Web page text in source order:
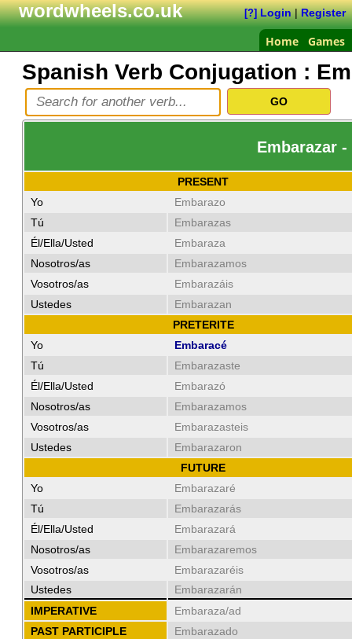
wordwheels.co.uk [?] Login|Register
Home Games
Spanish Verb Conjugation :
Embarazar
PRESENT
Yo
Embarazo
Tú
Embarazas
Él/Ella/Usted
Embaraza
Nosotros/as
Embarazamos
Vosotros/as
Embarazáis
Ustedes
Embarazan
PRETERITE
Yo
Embaracé
Tú
Embarazaste
Él/Ella/Usted
Embarazó
Nosotros/as
Embarazamos
Vosotros/as
Embarazasteis
Ustedes
Embarazaron
FUTURE
Yo
Embarazaré
Tú
Embarazarás
Él/Ella/Usted
Embarazará
Nosotros/as
Embarazaremos
Vosotros/as
Embarazaréis
Ustedes
Embarazarán
IMPERATIVE
Embaraza/ad
PAST PARTICIPLE
Embarazado